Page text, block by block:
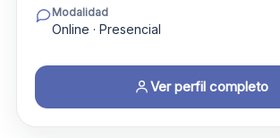
Modalidad
Online · Presencial
Ver perfil completo